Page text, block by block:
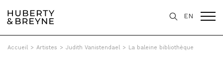
EN
Accueil > Artistes > Judith Vanistendael > La baleine bibliothèque